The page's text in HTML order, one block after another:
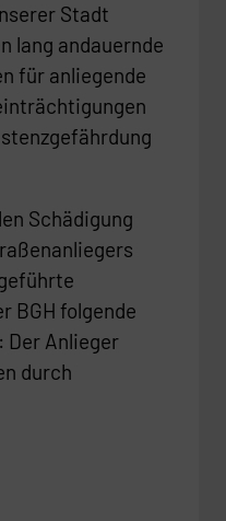
Stadt
lang andauernde
für anliegende
Schädigung
BGH folgende
Der Anlieger
durch